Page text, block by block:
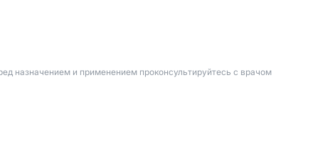
назначением и применением проконсультируйтесь с врачом